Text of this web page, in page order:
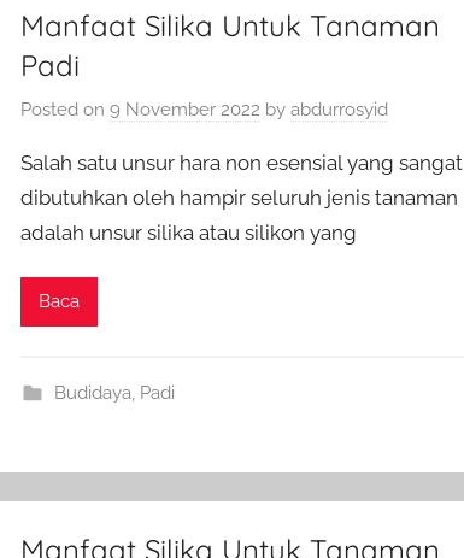
Manfaat Silika Untuk Tanaman
Padi
Posted on9 November 2022 byabdurrosyid
Salah satu unsur hara non esensial yang sangat
dibutuhkan oleh hampir seluruh jenis tanaman
adalah unsur silika atau silikon yang
Baca
Budidaya Padi
Manfaat Silika Untuk Tanaman